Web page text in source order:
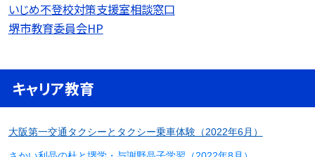
いじめ不登校対策支援室相談窓口
堺市教育委員会HP
キャリア教育
大阪第一交通タクシーとタクシー乗車体験（2022年6月）